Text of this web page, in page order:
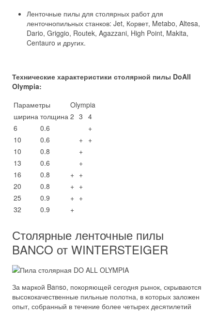
Ленточные пилы для столярных работ для
ленточнопильных станков: Jet, Корвет, Metabo, Altesa,
Dario, Griggio, Routek, Agazzani, High Point, Makita,
Centauro и других.
Технические характеристики столярной пилы DoAll
Olympia:
Параметры
Olympia
ширина толщина 2 3 4
6
0.6
+
10
0.6 + +
10
0.8
+
13
0.6
+
16
0.8 + +
20
0.8 + +
25
0.9 + +
32
0.9 +
Столярные ленточные пилы
BANCO от WINTERSTEIGER
За маркой Banso, покоряющей сегодня рынок, скрываются
высококачественные пильные полотна, в которых заложен
опыт, собранный в течение более четырех десятилетий